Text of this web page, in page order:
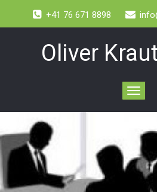
+41 76 671 8898
Oliver
Toggle